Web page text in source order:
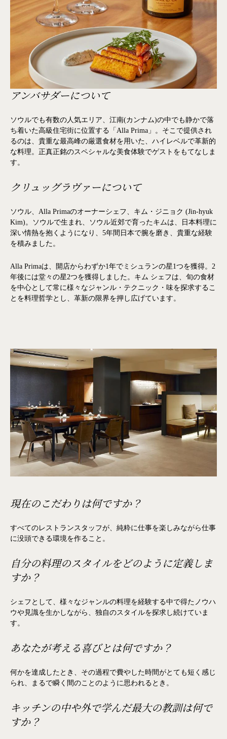
アンバサダーについて
ソウルでも有数の人気エリア、江南(カンナム)の中でも静かで落
ち着いた高級住宅街に位置する「Alla Prima」。そこで提供され
るのは、貴重な最高峰の厳選食材を用いた、ハイレベルで革新的
な料理。正真正銘のスペシャルな美食体験でゲストをもてなしま
す。
クリュッグラヴァーについて
ソウル、Alla Primaのオーナーシェフ、キム・ジニョク (Jin-hyuk
Kim)。ソウルで生まれ、ソウル近郊で育ったキムは、日本料理に
深い情熱を抱くようになり、5年間日本で腕を磨き、貴重な経験
を積みました。
Alla Primaは、開店からわずか1年でミシュランの星1つを獲得。2
年後には堂々の星2つを獲得しました。
キム シェフは、旬の食材
を中心として常に様々なジャンル・テクニック・味を探求するこ
とを料理哲学とし、革新の限界を押し広げています。
現在のこだわりは何ですか？
すべてのレストランスタッフが、純粋に仕事を楽しみながら仕事
に没頭できる環境を作ること。
自分の料理のスタイルをどのように定義しま
すか？
シェフとして、様々なジャンルの料理を経験する中で得たノウハ
ウや見識を生かしながら、独自のスタイルを探求し続けていま
す。
あなたが考える喜びとは何ですか？
何かを達成したとき、その過程で費やした時間がとても短く感じ
られ、まるで瞬く間のことのように思われるとき。
キッチンの中や外で学んだ最大の教訓は何で
すか？